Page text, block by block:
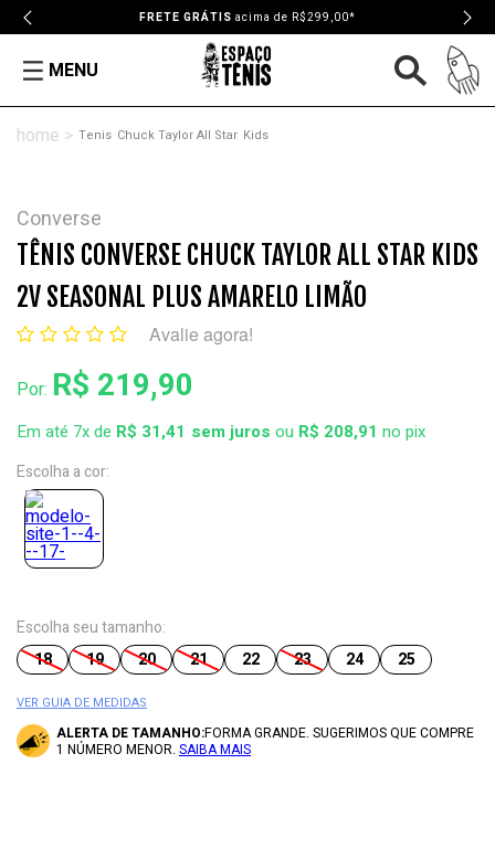
FRETE GRÁTIS acima de R$299,00*
MENU
Tenis Chuck Taylor All Star Kids
Converse
TÊNIS CONVERSE CHUCK TAYLOR ALL STAR KIDS
2V SEASONAL PLUS AMARELO LIMÃO
Avalie agora!
Por: R$ 219,90
Em até 7x de R$ 31,41 ou R$ 208,91 no pix
Escolha a cor:
Escolha seu tamanho:
18
19 20 21 22 23 24 25
VER GUIA DE MEDIDAS
ALERTA DE TAMANHO:FORMA GRANDE. SUGERIMOS QUE COMPRE
1 NÚMERO MENOR. SAIBA MAIS